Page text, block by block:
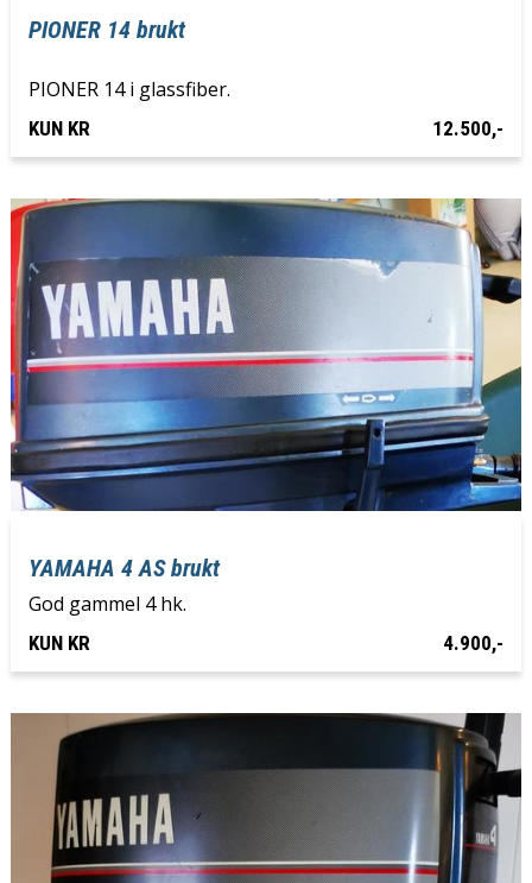
PIONER 14 brukt
PIONER 14 i glassfiber.
KUN KR 12.500,-
YAMAHA 4 AS brukt
God gammel 4 hk.
KUN KR 4.900,-